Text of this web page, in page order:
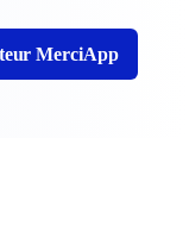
MerciApp